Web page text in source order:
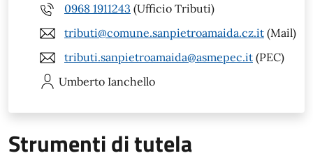
0968 1911243 (Ufficio Tributi)
tributi@comune.sanpietroamaida.cz.it (Mail)
tributi.sanpietroamaida@asmepec.it (PEC)
Umberto Ianchello
Strumenti di tutela